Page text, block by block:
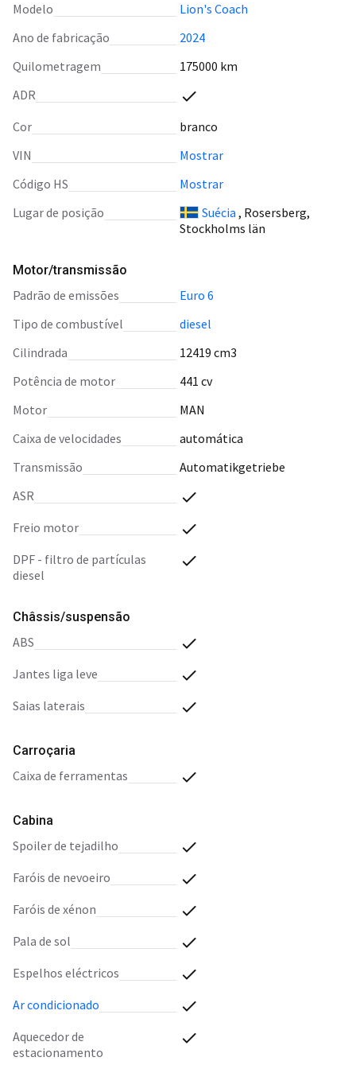
Modelo
Lion's Coach
Ano de fabricação
2024
Quilometragem
175000 km
ADR
Cor
branco
VIN
Mostrar
Código HS
Mostrar
Lugar de posição
Suécia , Rosersberg,
Stockholms län
Motor/transmissão
padrão de emissões
Euro 6
tipo de combustível
diesel
cilindrada
12419 cm3
potência de motor
441 cv
motor
MAN
caixa de velocidades
automática
transmissão
Automatikgetriebe
ASR
freio motor
DPF - filtro de partículas
diesel
Châssis/suspensão
ABS
jantes liga leve
saias laterais
Carroçaria
caixa de ferramentas
Cabina
spoiler de tejadilho
faróis de nevoeiro
faróis de xénon
pala de sol
espelhos eléctricos
ar condicionado
aquecedor de
estacionamento